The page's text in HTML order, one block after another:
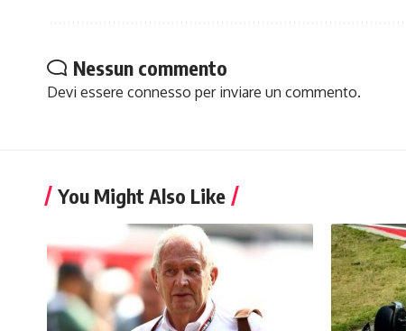
Nessun commento
Devi essere connesso per inviare un commento.
You Might Also Like